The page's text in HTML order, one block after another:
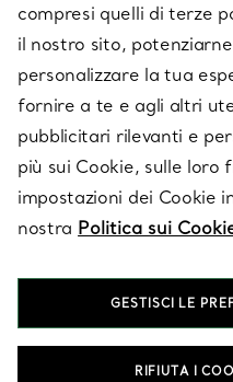
SU TIFFANY & CO.
LEGALE
SEGUICI
compresi quelli di terze
il nostro sito,
personalizzare la tua
fornire a te e agli altri
pubblicitari rilevanti e
più sui Cookie, sulle loro
impostazioni dei Cookie
nostra Politica sui
GESTISCI LE
RIFIUTA I